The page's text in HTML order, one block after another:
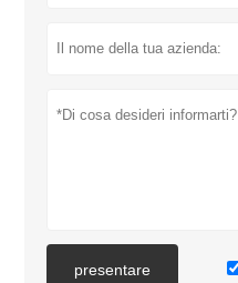
presentare